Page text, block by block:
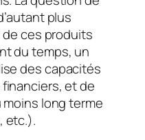
plus
ces produits
du temps, un
des capacités
et de
long terme
etc.).